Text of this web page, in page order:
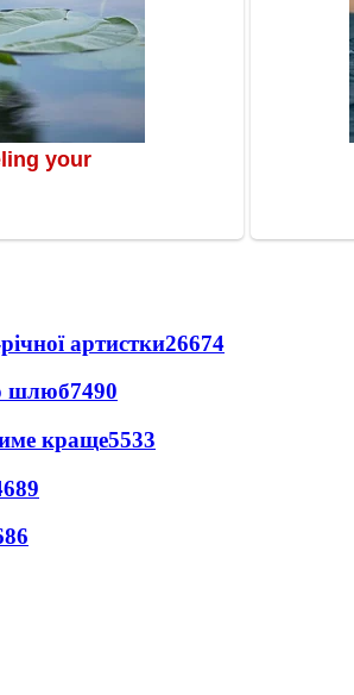
артистки26674
шлюб7490
краще5533